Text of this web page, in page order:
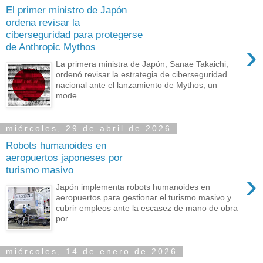
El primer ministro de Japón
ordena revisar la
ciberseguridad para protegerse
de Anthropic Mythos
›
La primera ministra de Japón, Sanae Takaichi,
ordenó revisar la estrategia de ciberseguridad
nacional ante el lanzamiento de Mythos, un
mode...
miércoles, 29 de abril de 2026
Robots humanoides en
aeropuertos japoneses por
turismo masivo
›
Japón implementa robots humanoides en
aeropuertos para gestionar el turismo masivo y
cubrir empleos ante la escasez de mano de obra
por...
miércoles, 14 de enero de 2026